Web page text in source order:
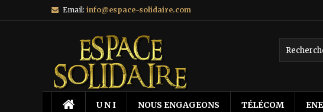
Email: info@espace-solidaire.com
U N I NOUS ENGAGEONS TÉLÉCOM